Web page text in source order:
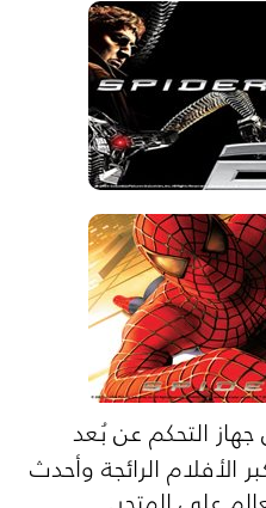
التحكم عن بُعد
الرائجة وأحدث